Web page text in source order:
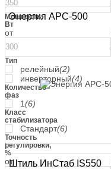
Мощность,
Вт
от
Тип
релейный(2)
инверторный(4)
Количество
фаз
1(6)
Класс
стабилизатора
Стандарт(6)
Точность
регулировки,
%
от
Энергия АРС-500
Штиль ИнСтаб IS550